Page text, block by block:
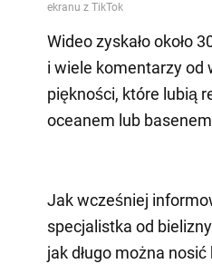
Wideo zyskało około
i wiele komentarzy od
piękności, które lubią
oceanem lub
Jak wcześniej
specjalistka od
jak długo można